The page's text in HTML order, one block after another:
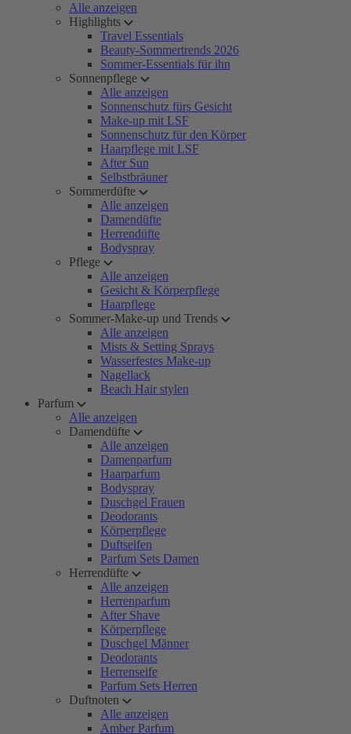
Alle anzeigen
Highlights
Travel Essentials
Beauty-Sommertrends 2026
Sommer-Essentials für ihn
Sonnenpflege
Alle anzeigen
Sonnenschutz fürs Gesicht
Make-up mit LSF
Sonnenschutz für den Körper
Haarpflege mit LSF
After Sun
Selbstbräuner
Sommerdüfte
Alle anzeigen
Damendüfte
Herrendüfte
Bodyspray
Pflege
Alle anzeigen
Gesicht & Körperpflege
Haarpflege
Sommer-Make-up und Trends
Alle anzeigen
Mists & Setting Sprays
Wasserfestes Make-up
Nagellack
Beach Hair stylen
Parfum
Alle anzeigen
Damendüfte
Alle anzeigen
Damenparfum
Haarparfum
Bodyspray
Duschgel Frauen
Deodorants
Körperpflege
Duftseifen
Parfum Sets Damen
Herrendüfte
Alle anzeigen
Herrenparfum
After Shave
Körperpflege
Duschgel Männer
Deodorants
Herrenseife
Parfum Sets Herren
Duftnoten
Alle anzeigen
Amber Parfum